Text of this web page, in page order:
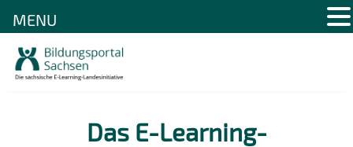
Das E-Learning-
MENU